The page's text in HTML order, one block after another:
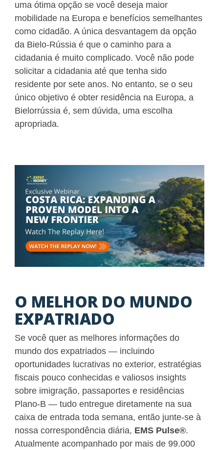
uma ótima opção se você deseja maior
mobilidade na Europa e benefícios semelhantes
como cidadão. A única desvantagem da opção
da Bielo-Rússia é que o caminho para a
cidadania é muito complicado. Você não pode
solicitar a cidadania até que tenha sido
residente por sete anos. No entanto, se o seu
único objetivo é obter residência na Europa, a
Bielorrússia é, sem dúvida, uma escolha
apropriada.
O MELHOR DO MUNDO
EXPATRIADO
Se você quer as melhores informações do
mundo dos expatriados — incluindo
oportunidades lucrativas no exterior, estratégias
fiscais pouco conhecidas e valiosos insights
sobre imigração, passaportes e residências
Plano-B — tudo entregue diretamente na sua
caixa de entrada toda semana, então junte-se à
nossa correspondência diária, EMS Pulse®.
Atualmente acompanhado por mais de 99.000